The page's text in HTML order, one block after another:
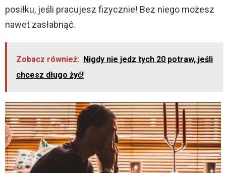
posiłku, jeśli pracujesz fizycznie! Bez niego możesz
nawet zasłabnąć.
Zobacz również: Nigdy nie jedz tych 20 potraw, jeśli
chcesz długo żyć!